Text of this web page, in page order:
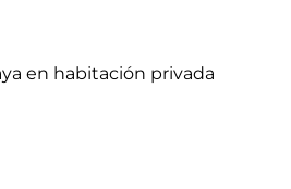
en habitación privada